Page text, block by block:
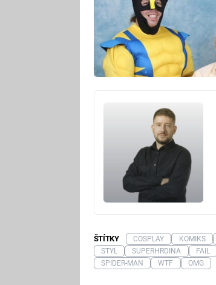
ŠTÍTKY COSPLAY KOMIKS
STYL
SUPERHRDINA FAIL
SPIDER-MAN
WTF OMG